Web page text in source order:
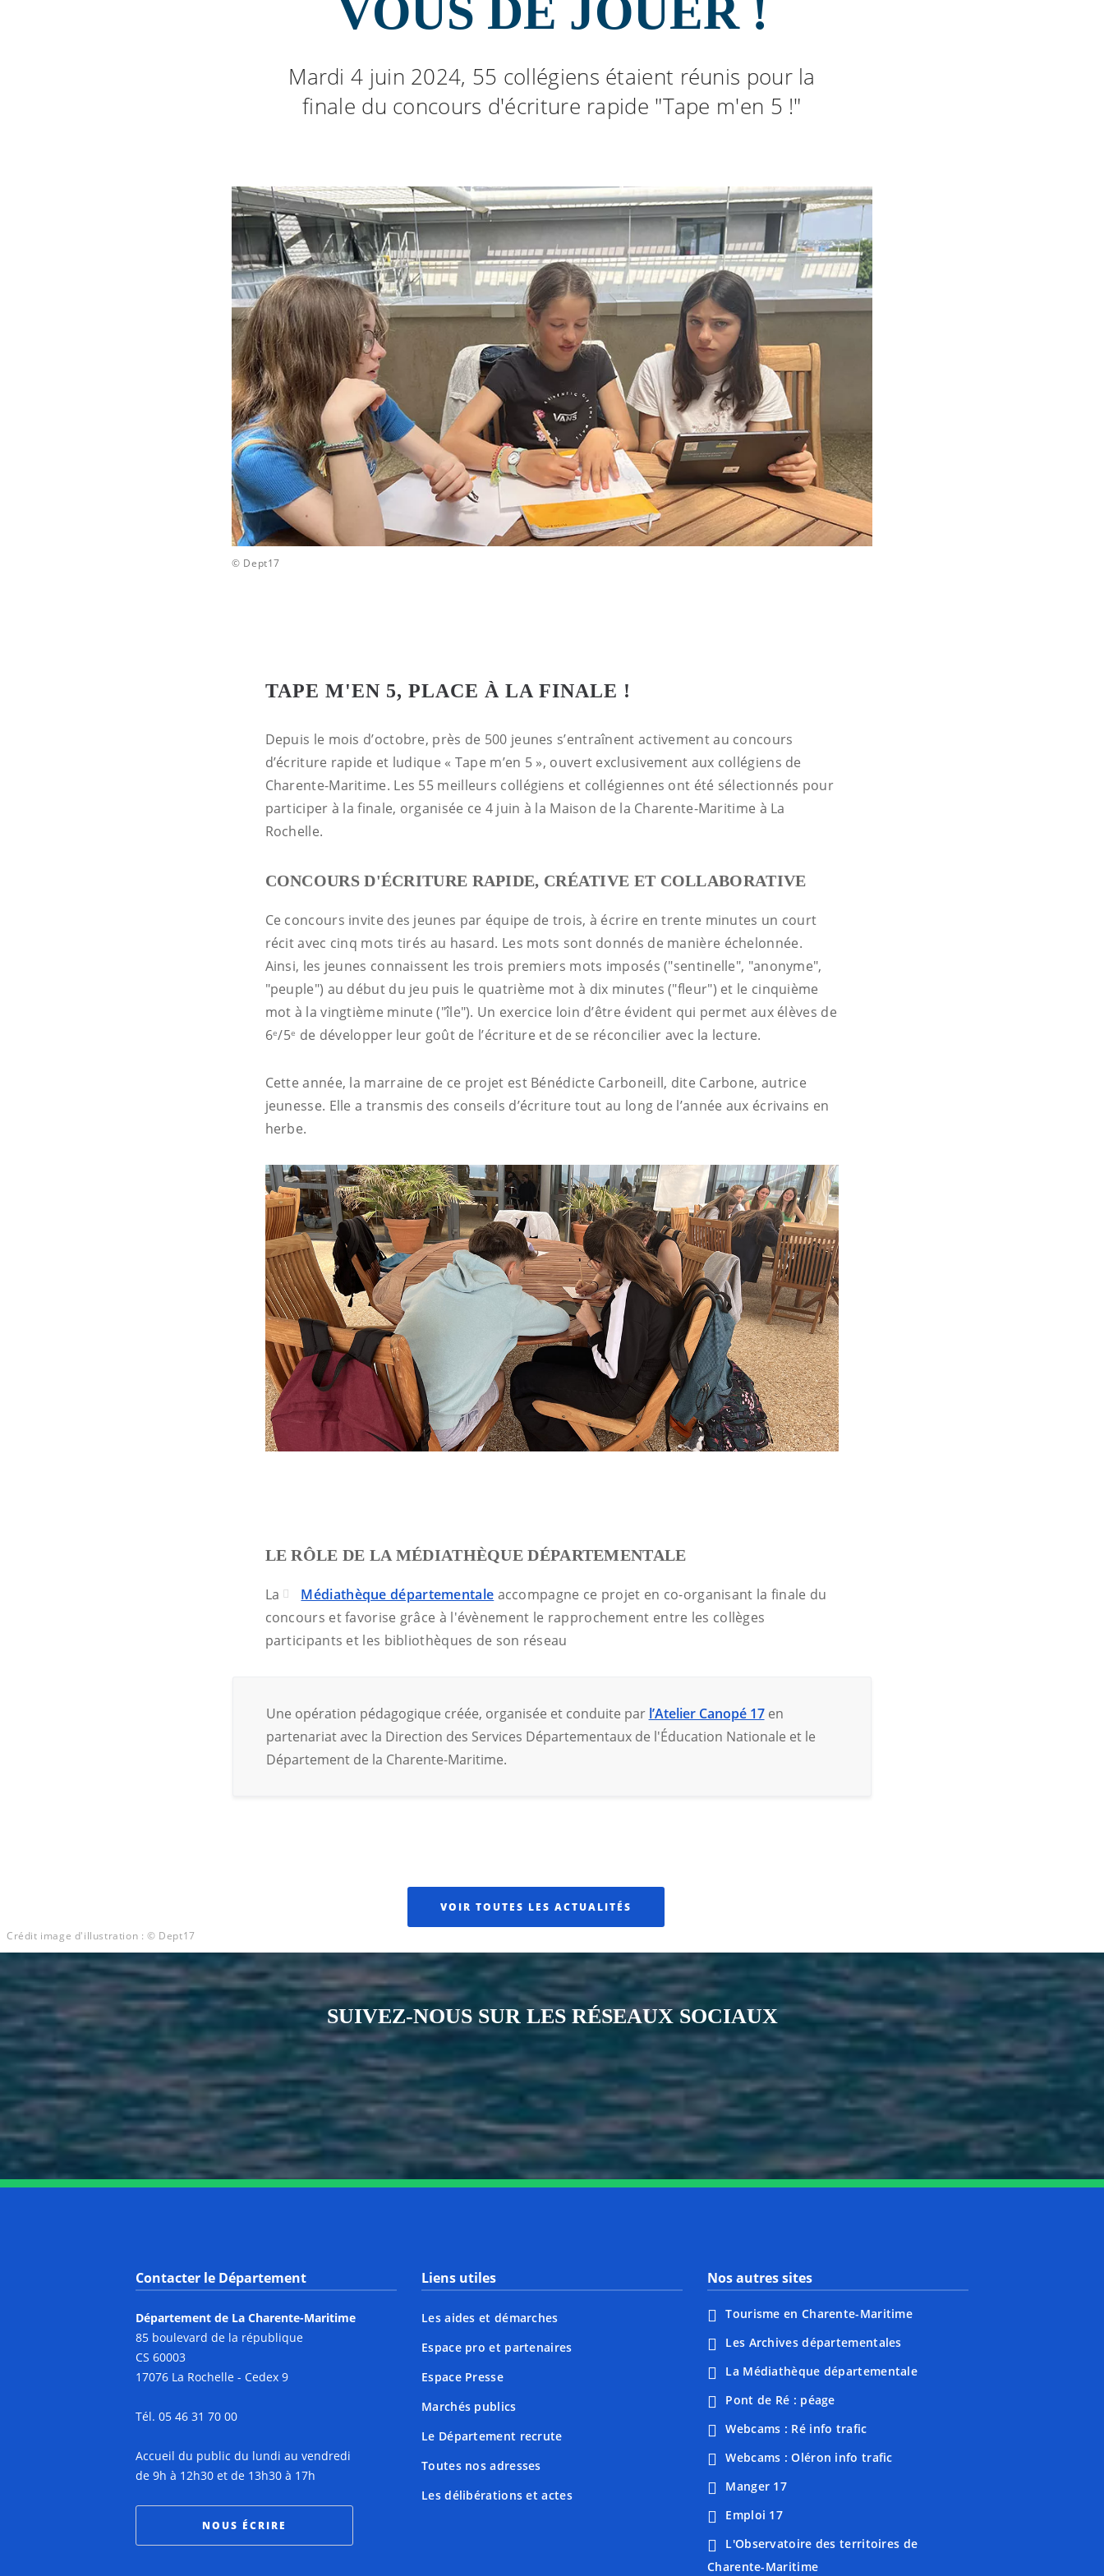
VOUS DE JOUER !
Mardi 4 juin 2024, 55 collégiens étaient réunis pour la
finale du concours d'écriture rapide "Tape m'en 5 !"
© Dept17
TAPE M'EN 5, PLACE À LA FINALE !
Depuis le mois d’octobre, près de 500 jeunes s’entraînent activement au concours
d’écriture rapide et ludique « Tape m’en 5 », ouvert exclusivement aux collégiens de
Charente-Maritime. Les 55 meilleurs collégiens et collégiennes ont été sélectionnés pour
participer à la finale, organisée ce 4 juin à la Maison de la Charente-Maritime à La
Rochelle.
CONCOURS D'ÉCRITURE RAPIDE, CRÉATIVE ET COLLABORATIVE
Ce concours invite des jeunes par équipe de trois, à écrire en trente minutes un court
récit avec cinq mots tirés au hasard. Les mots sont donnés de manière échelonnée.
Ainsi, les jeunes connaissent les trois premiers mots imposés ("sentinelle", "anonyme",
"peuple") au début du jeu puis le quatrième mot à dix minutes ("fleur") et le cinquième
mot à la vingtième minute ("île"). Un exercice loin d’être évident qui permet aux élèves de
6e/5e de développer leur goût de l’écriture et de se réconcilier avec la lecture.
Cette année, la marraine de ce projet est Bénédicte Carboneill, dite Carbone, autrice
jeunesse. Elle a transmis des conseils d’écriture tout au long de l’année aux écrivains en
herbe.
LE RÔLE DE LA MÉDIATHÈQUE DÉPARTEMENTALE
La Médiathèque départementale accompagne ce projet en co-organisant la finale du
concours et favorise grâce à l'évènement le rapprochement entre les collèges
participants et les bibliothèques de son réseau
Une opération pédagogique créée, organisée et conduite par l’Atelier Canopé 17en
partenariat avec la Direction des Services Départementaux de l'Éducation Nationale et le
Département de la Charente-Maritime.
VOIR TOUTES LES ACTUALITÉS
Crédit image d'illustration : © Dept17
SUIVEZ-NOUS SUR LES RÉSEAUX SOCIAUX
Notre page Instagram
Notre page Facebook
Notre page XNotre page Tiktok
Notre page Linkedin
Notre page Youtube
Contacter le Département
Département de La Charente-Maritime
85 boulevard de la république
CS 60003
17076 La Rochelle - Cedex 9
Tél. 05 46 31 70 00
Accueil du public du lundi au vendredi
de 9h à 12h30 et de 13h30 à 17h
NOUS ÉCRIRE
Liens utiles
Les aides et démarches
Espace pro et partenaires
Espace Presse
Marchés publics
Le Département recrute
Toutes nos adresses
Les délibérations et actes
Nos autres sites
Tourisme en Charente-Maritime
Les Archives départementales
La Médiathèque départementale
Pont de Ré : péage
Webcams : Ré info trafic
Webcams : Oléron info trafic
Manger 17
Emploi 17
L'Observatoire des territoires de
Charente-Maritime